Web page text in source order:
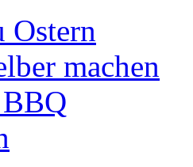
Ostern
machen